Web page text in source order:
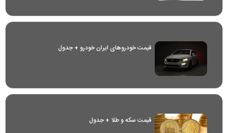
قیمت خودرو‌های ایران خودرو + جدول
قیمت سکه و طلا + جدول